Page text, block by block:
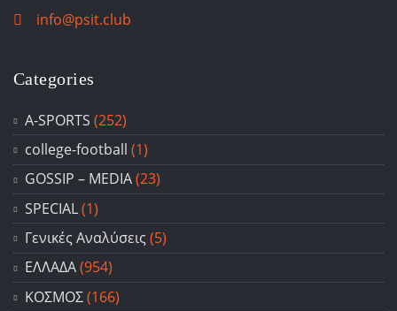
info@psit.club
Categories
A-SPORTS (252)
college-football (1)
GOSSIP – ΜΕDIA(23)
SPECIAL(1)
Γενικές Αναλύσεις (5)
ΕΛΛΑΔΑ(954)
ΚΟΣΜΟΣ(166)